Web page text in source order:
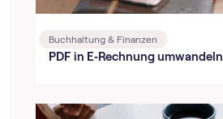
Buchhaltung & Finanzen
PDF in E‑Rechnung umwandeln